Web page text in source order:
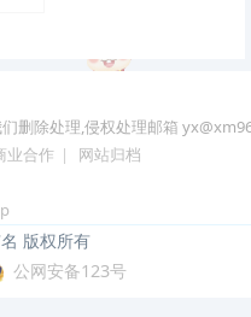
删除处理,侵权处理邮箱
业合作 | 网站归档
版权所有
公网安备123号